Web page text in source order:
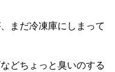
まだ冷凍庫にしまって
どちょっと臭いのする